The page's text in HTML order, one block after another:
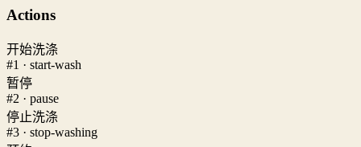
Actions
开始洗涤
#1 · start-wash
暂停
#2 · pause
停止洗涤
#3 · stop-washing